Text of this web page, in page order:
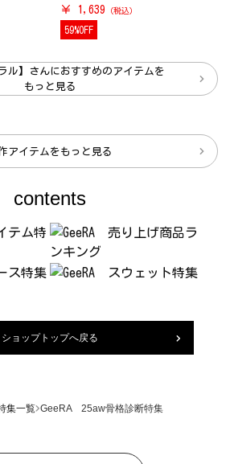
集一覧 GeeRA 25aw骨格診断特集
￥ 1,639
59%OFF
ル】さんにおすすめのアイテムを
もっと見る
アイテムをもっと見る
contents
ショップトップへ戻る